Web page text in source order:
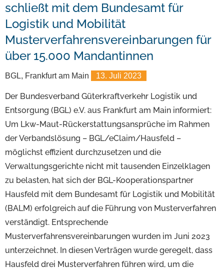
schließt mit dem Bundesamt für
Logistik und Mobilität
Musterverfahrensvereinbarungen für
über 15.000 Mandantinnen
BGL, Frankfurt am Main 13. Juli 2023
Der Bundesverband Güterkraftverkehr Logistik und
Entsorgung (BGL) e.V. aus Frankfurt am Main informiert:
Um Lkw-Maut-Rückerstattungsansprüche im Rahmen
der Verbandslösung – BGL/eClaim/Hausfeld –
möglichst effizient durchzusetzen und die
Verwaltungsgerichte nicht mit tausenden Einzelklagen
zu belasten, hat sich der BGL-Kooperationspartner
Hausfeld mit dem Bundesamt für Logistik und Mobilität
(BALM) erfolgreich auf die Führung von Musterverfahren
verständigt. Entsprechende
Musterverfahrensvereinbarungen wurden im Juni 2023
unterzeichnet. In diesen Verträgen wurde geregelt, dass
Hausfeld drei Musterverfahren führen wird, um die